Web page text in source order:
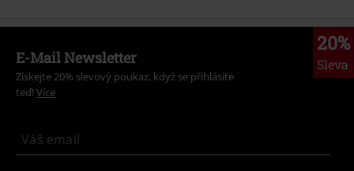
20%
Sleva
E-Mail Newsletter
Získejte 20% slevový poukaz, když se přihlásíte
teď! Více